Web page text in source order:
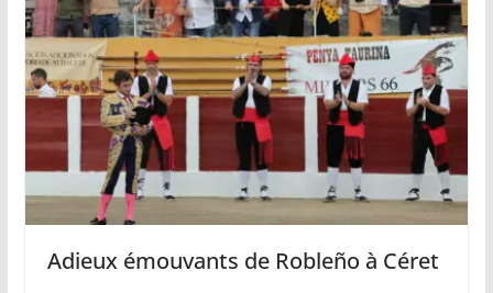
Adieux émouvants de Robleño à Céret